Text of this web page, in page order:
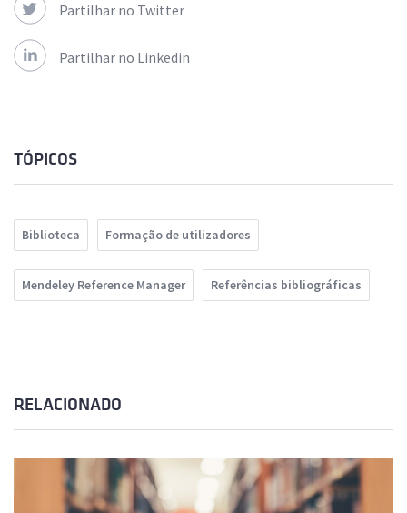
Partilhar no Twitter
Partilhar no Linkedin
TÓPICOS
Biblioteca Formação de utilizadores
Mendeley Reference Manager Referências bibliográficas
RELACIONADO